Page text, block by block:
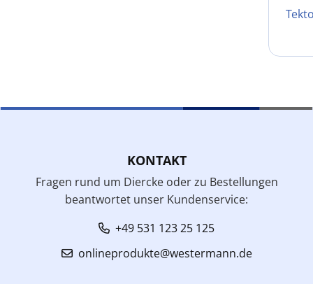
KONTAKT
Fragen rund um Diercke oder zu Bestellungen
beantwortet unser Kundenservice:
+49 531 123 25 125
onlineprodukte@westermann.de